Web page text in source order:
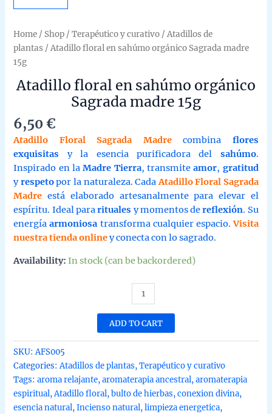
Home / Shop /Terapéutico y curativo /Atadillos de
plantas / Atadillo floral en sahúmo orgánico Sagrada madre
15g
Atadillo floral en sahúmo orgánico
Sagrada madre 15g
6,50€
Atadillo Floral Sagrada Madrecombina flores
exquisitas y la esencia purificadora del sahúmo.
Inspirado en laMadre Tierra, transmiteamor, gratitud
yrespetopor la naturaleza. CadaAtadillo Floral Sagrada
Madre está elaborado artesanalmente para elevar el
espíritu. Ideal pararituales y momentos dereflexión. Su
energíaarmoniosa transforma cualquier espacio.Visita
nuestra tienda onliney conecta con lo sagrado.
Availability: In stock (can be backordered)
Atadillo
floral
en
sahúmo
orgánico
Sagrada
madre
15g
quantity
ADD TO CART
SKU:AFS005
Categories:Atadillos de plantas,Terapéutico y curativo
Tags:aroma relajante,aromaterapia ancestral,aromaterapia
espiritual,Atadillo floral,bulto de hierbas,conexion divina,
esencia natural,Incienso natural,limpieza energetica,